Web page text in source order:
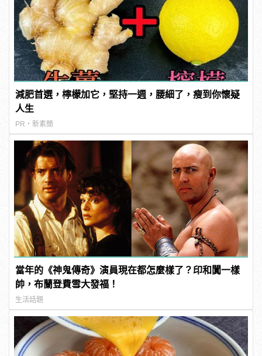
減肥首選，檸檬加它，堅持一週，腰細了，瘦到你懷疑
人生
PR・新素簡
當年的《神鬼傳奇》演員現在都怎麼樣了？印和闐一樣
帥，布蘭登費雪大發福！
生活話題